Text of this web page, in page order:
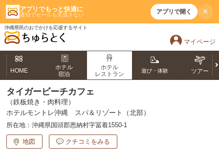
アプリでもっと快適に
通知でセールも見逃さない アプリで開く ×
沖縄県民のおでかけを応援するサイト
マイページ
HOME
ホテル
宿泊
ホテル
レストラン
遊び・体験 ツアー
タイガービーチカフェ
（鉄板焼き・肉料理）
ホテルモントレ沖縄 スパ＆リゾート（北部）
所在地： 沖縄県国頭郡恩納村字冨着1550-1
地図 クチコミをみる